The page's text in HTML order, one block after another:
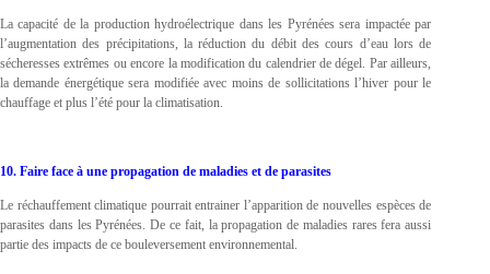
La capacité de la production hydroélectrique dans les Pyrénées sera impactée par
l’augmentation des précipitations, la réduction du débit des cours d’eau lors de
sécheresses extrêmes ou encore la modification du calendrier de dégel. Par ailleurs,
la demande énergétique sera modifiée avec moins de sollicitations l’hiver pour le
chauffage et plus l’été pour la climatisation.
10. Faire face à une propagation de maladies et de parasites
Le réchauffement climatique pourrait entrainer l’apparition de nouvelles espèces de
parasites dans les Pyrénées. De ce fait, la propagation de maladies rares fera aussi
partie des impacts de ce bouleversement environnemental.